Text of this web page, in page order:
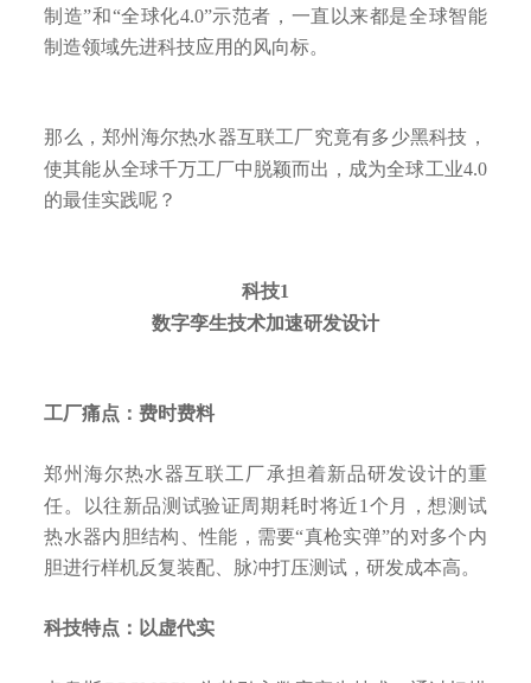
制造”和“全球化4.0”示范者，一直以来都是全球智能
制造领域先进科技应用的风向标。
那么，郑州海尔热水器互联工厂究竟有多少黑科技，
使其能从全球千万工厂中脱颖而出，成为全球工业4.0
的最佳实践呢？
科技1
数字孪生技术加速研发设计
工厂痛点：费时费料
郑州海尔热水器互联工厂承担着新品研发设计的重
任。以往新品测试验证周期耗时将近1个月，想测试
热水器内胆结构、性能，需要“真枪实弹”的对多个内
胆进行样机反复装配、脉冲打压测试，研发成本高。
科技特点：以虚代实